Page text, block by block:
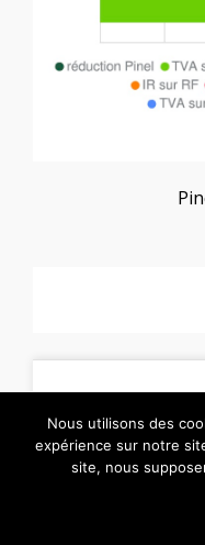
Nous utilisons des
expérience sur notre
site, nous